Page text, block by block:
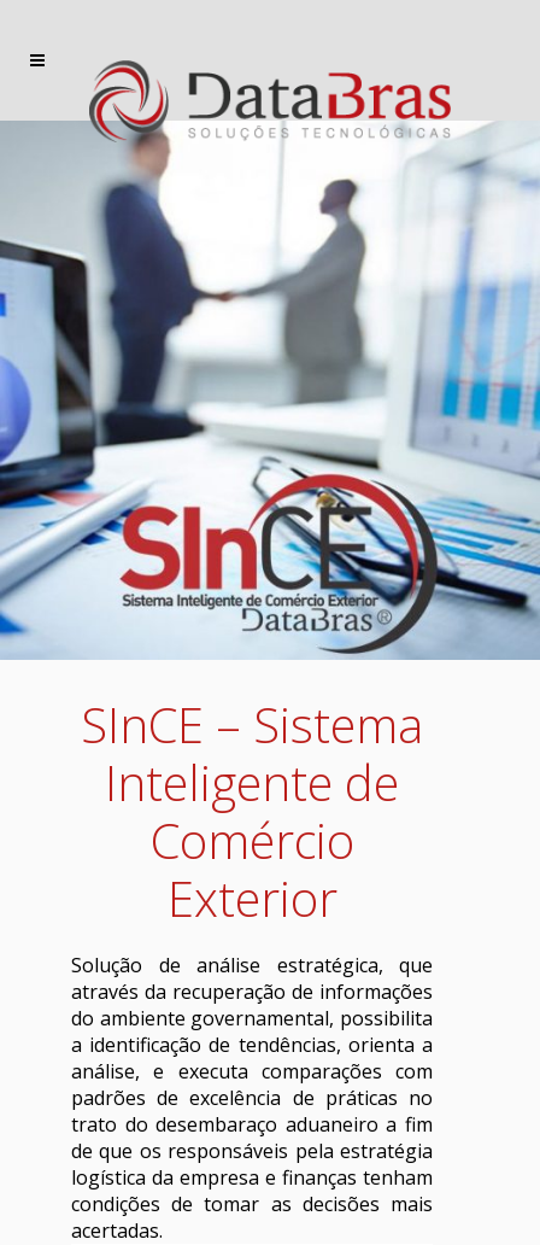
SInCE – Sistema
Inteligente de
Comércio
Exterior
Solução de análise estratégica, que
através da recuperação de informações
do ambiente governamental, possibilita
a identificação de tendências, orienta a
análise, e executa comparações com
padrões de excelência de práticas no
trato do desembaraço aduaneiro a fim
de que os responsáveis pela estratégia
logística da empresa e finanças tenham
condições de tomar as decisões mais
acertadas.